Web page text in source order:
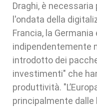
Draghi, è
l'ondata della
Francia, la
indipendentemente
introdotto dei
investimenti" che
produttività.
principalmente dalle